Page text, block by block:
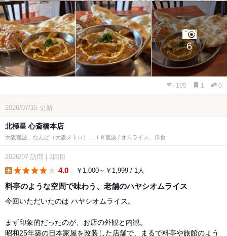
6
105 1 0
2026/07/15 更新
北極星 心斎橋本店
大阪難波、なんば（大阪メトロ）、ＪＲ難波 / オムライス、洋食
2026/07 訪問 1回目
4.0 ￥1,000～￥1,999 / 1人
料亭のような空間で味わう、老舗のハヤシオムライス
今回いただいたのは ハヤシオムライス。
まず印象的だったのが、お店の外観と内観。
昭和25年築の日本家屋を改装した店舗で、まるで料亭や旅館のよう